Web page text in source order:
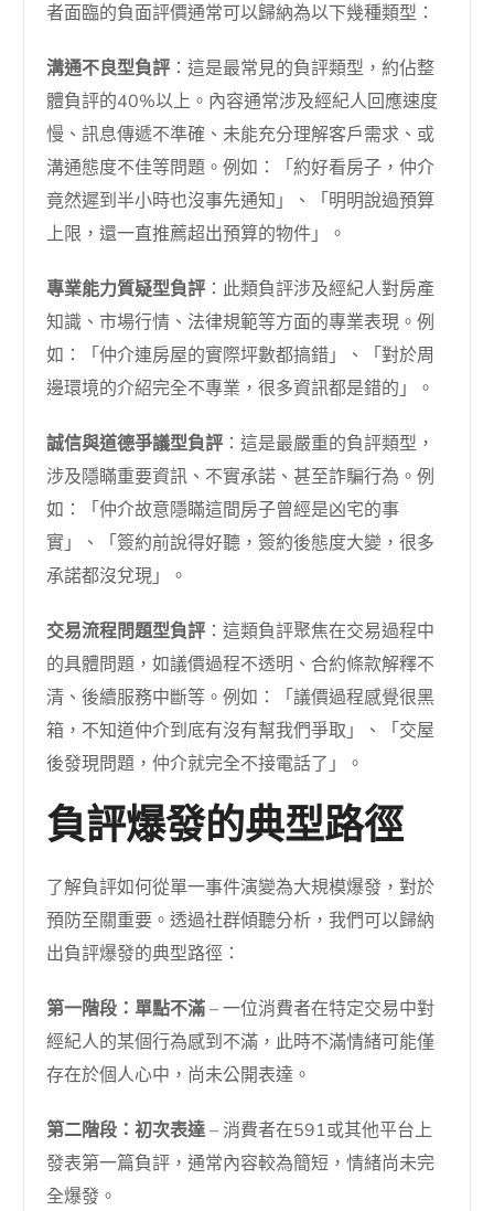
者面臨的負面評價通常可以歸納為以下幾種類型：
溝通不良型負評 ：這是最常見的負評類型，約佔整
體負評的40%以上。內容通常涉及經紀人回應速度
慢、訊息傳遞不準確、未能充分理解客戶需求、或
溝通態度不佳等問題。例如：「約好看房子，仲介
竟然遲到半小時也沒事先通知」、「明明說過預算
上限，還一直推薦超出預算的物件」。
專業能力質疑型負評 ：此類負評涉及經紀人對房產
知識、市場行情、法律規範等方面的專業表現。例
如：「仲介連房屋的實際坪數都搞錯」、「對於周
邊環境的介紹完全不專業，很多資訊都是錯的」。
誠信與道德爭議型負評 ：這是最嚴重的負評類型，
涉及隱瞞重要資訊、不實承諾、甚至詐騙行為。例
如：「仲介故意隱瞞這間房子曾經是凶宅的事
實」、「簽約前說得好聽，簽約後態度大變，很多
承諾都沒兌現」。
交易流程問題型負評 ：這類負評聚焦在交易過程中
的具體問題，如議價過程不透明、合約條款解釋不
清、後續服務中斷等。例如：「議價過程感覺很黑
箱，不知道仲介到底有沒有幫我們爭取」、「交屋
後發現問題，仲介就完全不接電話了」。
負評爆發的典型路徑
了解負評如何從單一事件演變為大規模爆發，對於
預防至關重要。透過社群傾聽分析，我們可以歸納
出負評爆發的典型路徑：
第一階段：單點不滿– 一位消費者在特定交易中對
經紀人的某個行為感到不滿，此時不滿情緒可能僅
存在於個人心中，尚未公開表達。
第二階段：初次表達– 消費者在591或其他平台上
發表第一篇負評，通常內容較為簡短，情緒尚未完
全爆發。